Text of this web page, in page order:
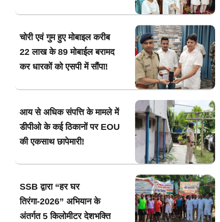
चोरी एवं गुम हुए मोबाइल करीब
22 लाख के 89 मोबाईल बरामद
कर धारकों को एसपी में सौंपा!
आय से अधिक संपत्ति के मामले में
डीपीओ के कई ठिकानों पर EOU
की एकसाथ छापेमारी!
SSB द्वारा “हर घर
तिरंगा-2026” अभियान के
अंतर्गत 5 किलोमीटर देशभक्ति